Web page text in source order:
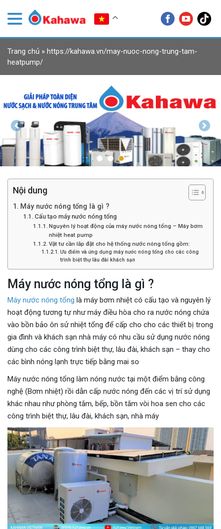
Trang chủ » https://kahawa.vn/may-nuoc-nong-trung-tam-
heatpump/
Previous Next
Nội dung
Máy nước nóng tổng là gì ?
Cấu tạo máy nước nóng tổng
Nguyên lý hoạt động của máy nước nóng tổng – Máy bơm
nhiệt heat pump
Vật tư cần lắp đặt cho hệ thống nước nóng tổng gồm:
Ưu điểm và ứng dụng máy nước nóng tổng cho các công
trình biệt thự lâu đài khách sạn
Máy nước nóng tổng là gì ?
Máy nước nóng tổng là máy bơm nhiệt có cấu tạo và nguyên lý
hoạt động tương tự như máy điều hòa cho ra nước nóng chứa
vào bồn bảo ôn sử nhiệt tổng để cấp cho cho các thiết bị trong
gia đình và khách sạn nhà máy có nhu cầu sử dụng nước nóng
dùng cho các công trình biệt thự, lâu đài, khách sạn – thay cho
các bình nóng lạnh trực tiếp bằng mai so
Máy nước nóng tổng làm nóng nước tại một điểm bằng công
nghệ (Bơm nhiệt) rồi dẫn cấp nước nóng đến các vị trí sử dụng
khác nhau như phòng tắm, bếp, bồn tắm vòi hoa sen cho các
công trình biệt thự, lâu đài, khách sạn, nhà máy